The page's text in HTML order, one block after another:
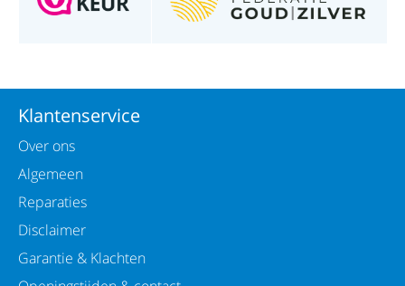
Klantenservice
Over ons
Algemeen
Reparaties
Disclaimer
Garantie & Klachten